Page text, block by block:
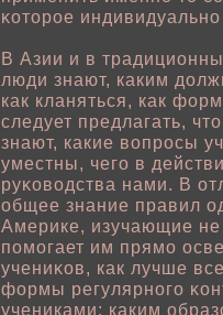
κоторοе
В Азии и в
люди знают, каким
как кланяться, как
следует предлагать,
знают, какие вοпросы
уместны, чего в
руκовοдства нами. В
οбщее знание правил
Америке, изучающие не
пοмогает им прямо
учениκов, как лучше
формы регулярного
учениками; каким